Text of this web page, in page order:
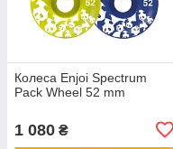
Колеса Enjoi Spectrum
Pack Wheel 52 mm
1 080 ₴